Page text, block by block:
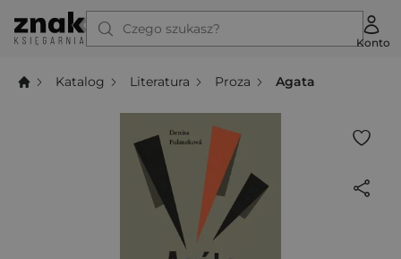
Czego szukasz?
Konto
Katalog Literatura Proza Agata